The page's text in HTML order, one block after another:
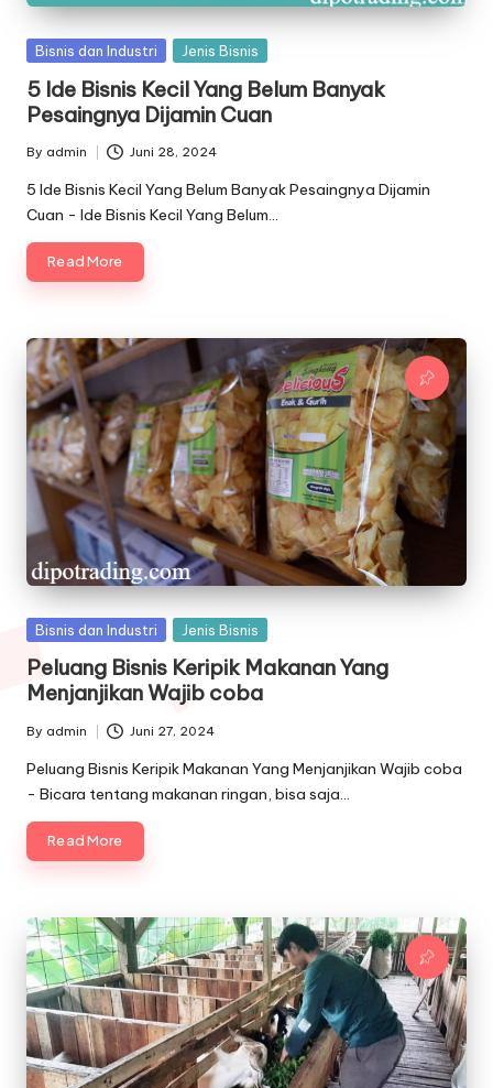
Posted
Bisnis dan Industri Jenis Bisnis
5 Ide Bisnis Kecil Yang Belum Banyak
Pesaingnya Dijamin Cuan
Posted
by
By admin Juni 28, 2024
5 Ide Bisnis Kecil Yang Belum Banyak Pesaingnya Dijamin
Cuan - Ide Bisnis Kecil Yang Belum…
Read More
Posted
Bisnis dan Industri Jenis Bisnis
Peluang Bisnis Keripik Makanan Yang
Menjanjikan Wajib coba
Posted
by
By admin Juni 27, 2024
Peluang Bisnis Keripik Makanan Yang Menjanjikan Wajib coba
- Bicara tentang makanan ringan, bisa saja…
Read More